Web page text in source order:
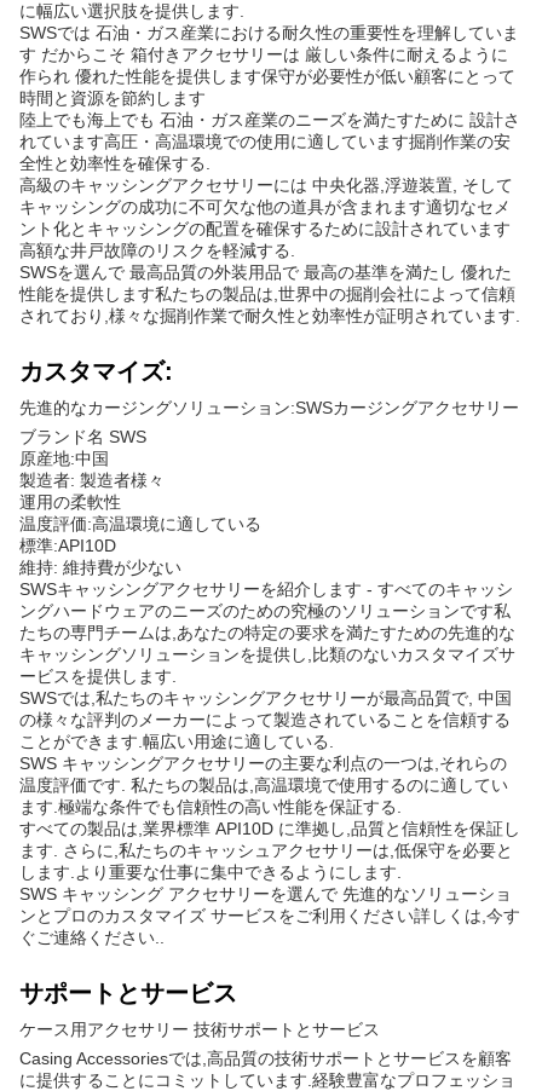
に幅広い選択肢を提供します.
SWSでは 石油・ガス産業における耐久性の重要性を理解していま
す だからこそ 箱付きアクセサリーは 厳しい条件に耐えるように
作られ 優れた性能を提供します保守が必要性が低い顧客にとって
時間と資源を節約します
陸上でも海上でも 石油・ガス産業のニーズを満たすために 設計さ
れています高圧・高温環境での使用に適しています掘削作業の安
全性と効率性を確保する.
高級のキャッシングアクセサリーには 中央化器,浮遊装置, そして
キャッシングの成功に不可欠な他の道具が含まれます適切なセメ
ント化とキャッシングの配置を確保するために設計されています
高額な井戸故障のリスクを軽減する.
SWSを選んで 最高品質の外装用品で 最高の基準を満たし 優れた
性能を提供します私たちの製品は,世界中の掘削会社によって信頼
されており,様々な掘削作業で耐久性と効率性が証明されています.
カスタマイズ:
先進的なカージングソリューション:SWSカージングアクセサリー
ブランド名 SWS
原産地:中国
製造者: 製造者様々
運用の柔軟性
温度評価:高温環境に適している
標準:API10D
維持: 維持費が少ない
SWSキャッシングアクセサリーを紹介します - すべてのキャッシ
ングハードウェアのニーズのための究極のソリューションです私
たちの専門チームは,あなたの特定の要求を満たすための先進的な
キャッシングソリューションを提供し,比類のないカスタマイズサ
ービスを提供します.
SWSでは,私たちのキャッシングアクセサリーが最高品質で, 中国
の様々な評判のメーカーによって製造されていることを信頼する
ことができます.幅広い用途に適している.
SWS キャッシングアクセサリーの主要な利点の一つは,それらの
温度評価です. 私たちの製品は,高温環境で使用するのに適してい
ます.極端な条件でも信頼性の高い性能を保証する.
すべての製品は,業界標準 API10D に準拠し,品質と信頼性を保証し
ます. さらに,私たちのキャッシュアクセサリーは,低保守を必要と
します.より重要な仕事に集中できるようにします.
SWS キャッシング アクセサリーを選んで 先進的なソリューショ
ンとプロのカスタマイズ サービスをご利用ください詳しくは,今す
ぐご連絡ください..
サポートとサービス
ケース用アクセサリー 技術サポートとサービス
Casing Accessoriesでは,高品質の技術サポートとサービスを顧客
に提供することにコミットしています.経験豊富なプロフェッショ